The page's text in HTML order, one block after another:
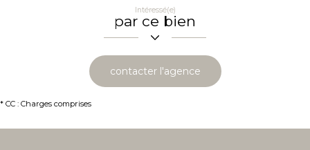
Intéressé(e)
par ce bien
contacter l'agence
* CC : Charges comprises